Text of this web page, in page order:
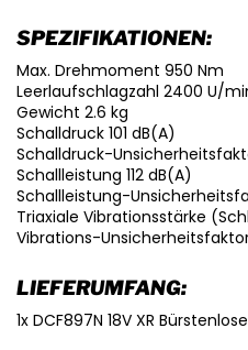
SPEZIFIKATIONEN:
Max. Drehmoment 950 Nm
Leerlaufschlagzahl 2400 U/
Gewicht 2.6 kg
Schalldruck 101 dB(A)
Schalldruck-
Schallleistung 112 dB(A)
Schallleistung-
Triaxiale Vibrationsstärke
Vibrations-Unsicherheitsfaktor
LIEFERUMFANG:
1x DCF897N 18V XR